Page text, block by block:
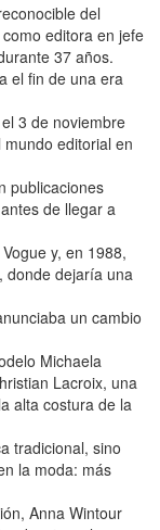
del
editora en jefe
37 años.
el fin de una era
3 de noviembre
editorial en
publicaciones
de llegar a
y, en 1988,
donde dejaría una
un cambio
Michaela
Lacroix, una
alta costura de la
tradicional, sino
la moda: más
Anna Wintour